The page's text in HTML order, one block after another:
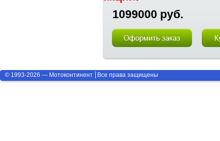
1099000 руб.
© 1993-2026 — Мотоконтинент Все права защищены